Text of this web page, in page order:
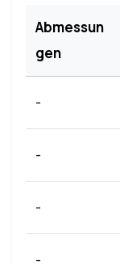
Abmessun
gen
-
-
-
-